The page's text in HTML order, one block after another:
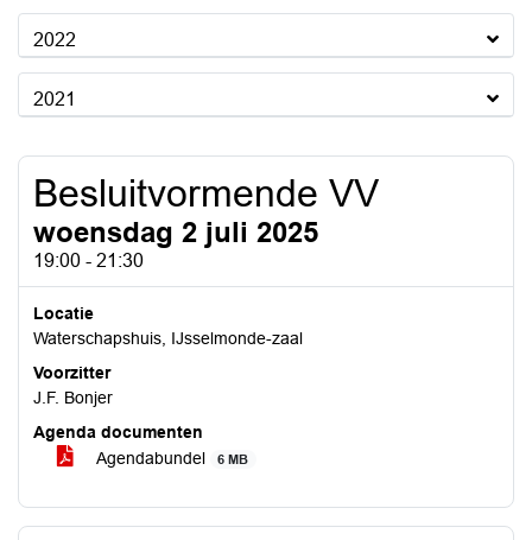
2022
2021
Besluitvormende VV
woensdag 2 juli 2025
19:00 - 21:30
Locatie
Waterschapshuis, IJsselmonde-zaal
Voorzitter
J.F. Bonjer
Agenda documenten
Agendabundel
6 MB